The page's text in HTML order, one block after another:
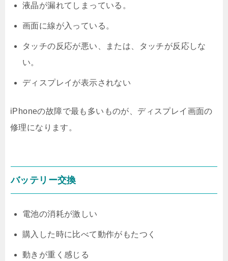
液晶が漏れてしまっている。
画面に線が入っている。
タッチの反応が悪い、または、タッチが反応しな
い。
ディスプレイが表示されない
iPhoneの故障で最も多いものが、ディスプレイ画面の
修理になります。
バッテリー交換
電池の消耗が激しい
購入した時に比べて動作がもたつく
動きが重く感じる